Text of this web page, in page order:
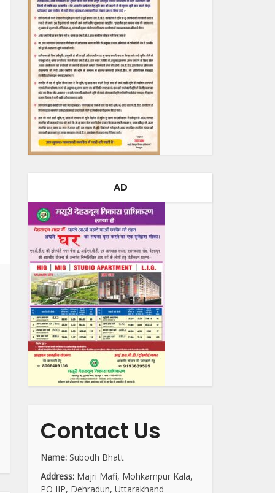
AD
Contact Us
Name: Subodh Bhatt
Address: Majri Mafi, Mohkampur Kala,
PO IIP, Dehradun, Uttarakhand